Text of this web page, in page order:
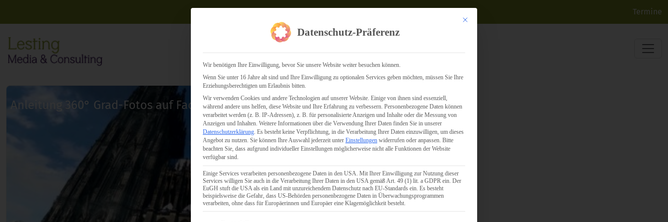
Termine
Anleitung 360° Grad-Fotos auf Facebook
Mit diesem Button wird der Dialog geschlossen. Seine Funktionalität ist identisch mit
Datenschutz-Präferenz
Wir benötigen Ihre Einwilligung, bevor Sie unsere Website weiter besuchen können.
Wenn Sie unter 16 Jahre alt sind und Ihre Einwilligung zu optionalen Services geben möchten, müssen Sie Ihre
Erziehungsberechtigten um Erlaubnis bitten.
Wir verwenden Cookies und andere Technologien auf unserer Website. Einige von ihnen sind essenziell,
während andere uns helfen, diese Website und Ihre Erfahrung zu verbessern. Personenbezogene Daten können
verarbeitet werden (z. B. IP-Adressen), z. B. für personalisierte Anzeigen und Inhalte oder die Messung von
Anzeigen und Inhalten. Weitere Informationen über die Verwendung Ihrer Daten finden Sie in unserer
Datenschutzerklärung. Es besteht keine Verpflichtung, in die Verarbeitung Ihrer Daten einzuwilligen, um dieses
Angebot zu nutzen. Sie können Ihre Auswahl jederzeit unter Einstellungen widerrufen oder anpassen. Bitte
beachten Sie, dass aufgrund individueller Einstellungen möglicherweise nicht alle Funktionen der Website
verfügbar sind.
Einige Services verarbeiten personenbezogene Daten in den USA. Mit Ihrer Einwilligung zur Nutzung dieser
Services willigen Sie auch in die Verarbeitung Ihrer Daten in den USA gemäß Art. 49 (1) lit. a GDPR ein. Der
EuGH stuft die USA als ein Land mit unzureichendem Datenschutz nach EU-Standards ein. Es besteht
beispielsweise die Gefahr, dass US-Behörden personenbezogene Daten in Überwachungsprogrammen
verarbeiten, ohne dass für Europäerinnen und Europäer eine Klagemöglichkeit besteht.